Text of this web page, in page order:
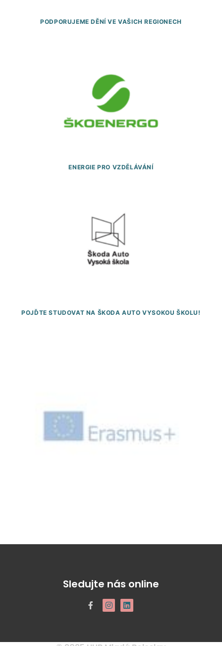
PODPORUJEME DĚNÍ VE VAŠICH REGIONECH
ENERGIE PRO VZDĚLÁVÁNÍ
POJĎTE STUDOVAT NA ŠKODA AUTO VYSOKOU ŠKOLU!
Sledujte nás online